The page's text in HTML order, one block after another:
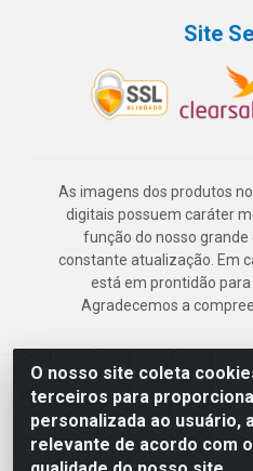
O nosso site coleta
terceiros para
personalizada ao usuário,
relevante de acordo com
Site
As imagens dos produtos
digitais possuem caráter
função do nosso
constante atualização. Em
está em prontidão
Agradecemos a
Deskontão Atacado - Av.
Imbiribeira - Recife/PE - CEP
57